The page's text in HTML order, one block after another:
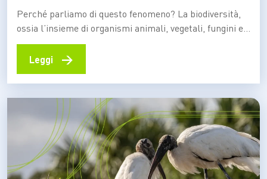
Perché parliamo di questo fenomeno? La biodiversità,
ossia l’insieme di organismi animali, vegetali, fungini e
microbici che caratterizzano la Terra rispetto agli altri
pianeti solari, si caratterizza per una mirabile capacità
con il quale coevolve e si modifica quotidianamente per
raggiungere forme e…
Leggi →